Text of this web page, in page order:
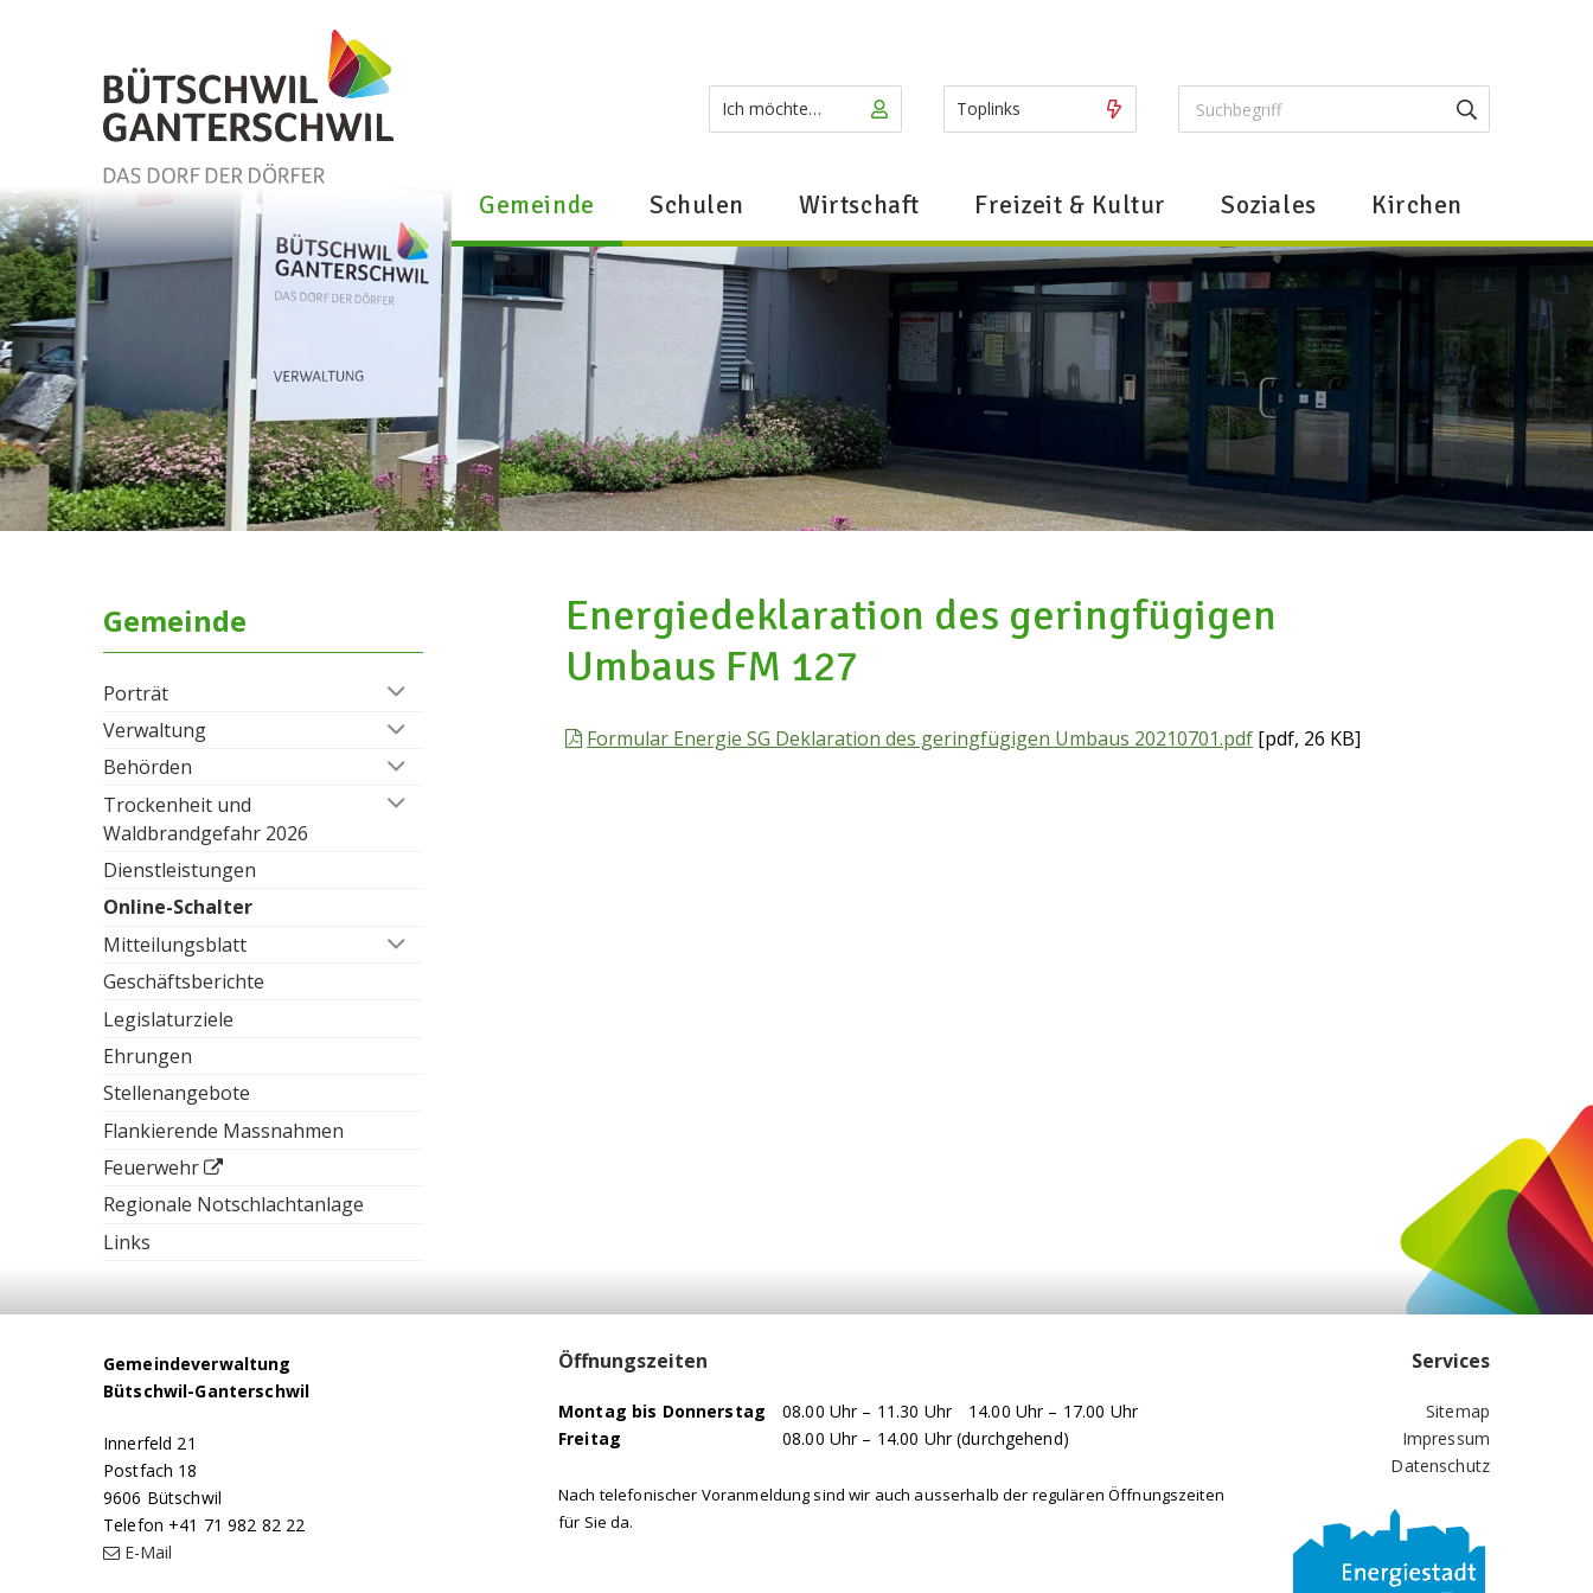
Navigieren in Bütschwil-Ganterschwil
Ich möchte…
Ich möchte… Schnellzugriffe
Toplinks Suchbegriff
Gemeinde Schulen Wirtschaft Freizeit & Kultur Soziales Kirchen
Energiedeklaration des geringfügigen
Umbaus FM 127
Formular Energie SG Deklaration des geringfügigen Umbaus 20210701.pdf [pdf, 26 KB]
Gemeinde
Porträt
Verwaltung
Behörden
Trockenheit und
Waldbrandgefahr 2026
Dienstleistungen
Online-Schalter
Mitteilungsblatt
Geschäftsberichte
Legislaturziele
Ehrungen
Stellenangebote
Flankierende Massnahmen
Feuerwehr
Regionale Notschlachtanlage
Links
Gemeindeverwaltung
Bütschwil-Ganterschwil
Innerfeld 21
Postfach 18
9606 Bütschwil
Telefon +41 71 982 82 22
E-Mail
Öffnungszeiten
WOCHENTAG VORMITTAG NACHMITTAG
Montag bis Donnerstag 08.00 Uhr – 11.30 Uhr
14.00 Uhr – 17.00 Uhr
Freitag 08.00 Uhr – 14.00 Uhr (durchgehend)
Nach telefonischer Voranmeldung sind wir auch ausserhalb der regulären Öffnungszeiten
für Sie da.
Services
Sitemap
Impressum
Datenschutz